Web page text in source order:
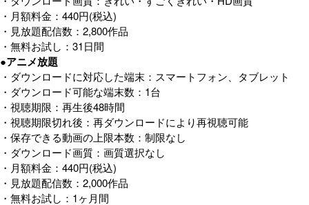
・月額料金：440円(税込)
・見放題配信数：2,800作品
・無料お試し：31日間
●アニメ放題
・ダウンロードに対応した端末：スマートフォン、タブレット
・ダウンロード可能な端末数：1台
・視聴期限：再生後48時間
・視聴期限切れ後：再ダウンロードにより再視聴可能
・保存できる動画の上限本数：制限なし
・ダウンロード画質：画質選択なし
・月額料金：440円(税込)
・見放題配信数：2,000作品
・無料お試し：1ヶ月間